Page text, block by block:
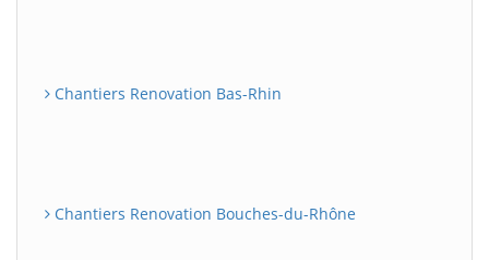
Chantiers Renovation Bas-Rhin
Chantiers Renovation Bouches-du-Rhône